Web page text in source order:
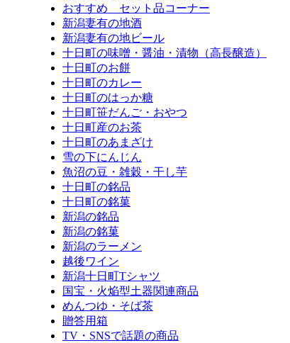
おすすめ セット品コーナー
新潟妻有の地酒
新潟妻有の地ビール
十日町の味噌・醤油・漬物（高長醸造）
十日町のお餅
十日町のカレー
十日町のはっか糖
十日町笹だんご・おやつ
十日町産のお茶
十日町のあまざけ
雪の下にんじん
魚沼の豆・雑穀・干し芋
十日町の銘品
十日町の銘菓
新潟の銘品
新潟の銘菓
新潟のラーメン
越後ワイン
新潟十日町Tシャツ
国宝・火焔型土器関連商品
めんつゆ・そば茶
贈答用箱
TV・SNSで話題の商品